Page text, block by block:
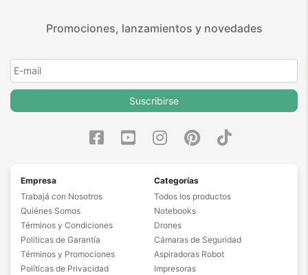
Promociones, lanzamientos y novedades
Suscribirse
Empresa
Trabajá con Nosotros
Quiénes Somos
Términos y Condiciones
Políticas de Garantía
Términos y Promociones
Políticas de Privacidad
Categorías
Todos los productos
Notebooks
Drones
Cámaras de Seguridad
Aspiradoras Robot
Impresoras